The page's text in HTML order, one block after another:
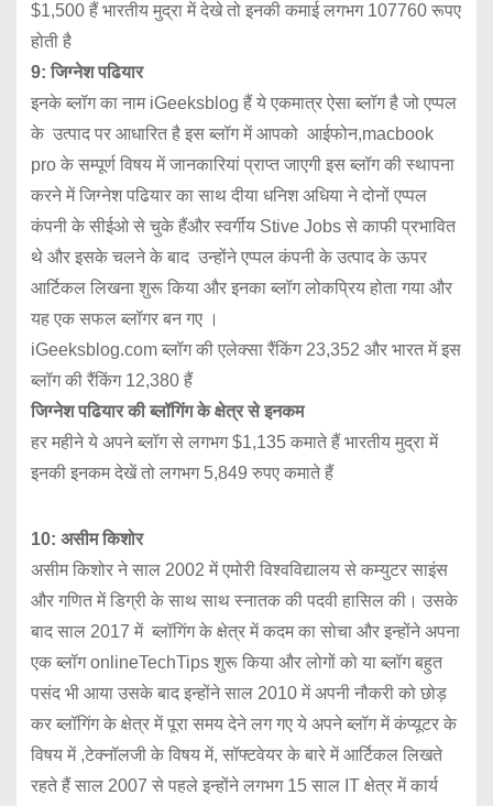
$1,500 हैं भारतीय मुद्रा में देखे तो इनकी कमाई लगभग 107760 रूपए
होती है
9: जिग्नेश पढियार
इनके ब्लॉग का नाम iGeeksblog हैं ये एकमात्र ऐसा ब्लॉग है जो एप्पल
के उत्पाद पर आधारित है इस ब्लॉग में आपको आईफोन,macbook
pro के सम्पूर्ण विषय में जानकारियां प्राप्त जाएगी इस ब्लॉग की स्थापना
करने में जिग्नेश पढियार का साथ दीया धनिश अधिया ने दोनों एप्पल
कंपनी के सीईओ से चुके हैंऔर स्वर्गीय Stive Jobs से काफी प्रभावित
थे और इसके चलने के बाद उन्होंने एप्पल कंपनी के उत्पाद के ऊपर
आर्टिकल लिखना शुरू किया और इनका ब्लॉग लोकप्रिय होता गया और
यह एक सफल ब्लॉगर बन गए ।
iGeeksblog.com ब्लॉग की एलेक्सा रैंकिंग 23,352 और भारत में इस
ब्लॉग की रैंकिंग 12,380 हैं
जिग्नेश पढियार की ब्लॉगिंग के क्षेत्र से इनकम
हर महीने ये अपने ब्लॉग से लगभग $1,135 कमाते हैं भारतीय मुद्रा में
इनकी इनकम देखें तो लगभग 5,849 रुपए कमाते हैं
10: असीम किशोर
असीम किशोर ने साल 2002 में एमोरी विश्वविद्यालय से कम्युटर साइंस
और गणित में डिग्री के साथ साथ स्नातक की पदवी हासिल की। उसके
बाद साल 2017 में ब्लॉगिंग के क्षेत्र में कदम का सोचा और इन्होंने अपना
एक ब्लॉग onlineTechTips शुरू किया और लोगों को या ब्लॉग बहुत
पसंद भी आया उसके बाद इन्होंने साल 2010 में अपनी नौकरी को छोड़
कर ब्लॉगिंग के क्षेत्र में पूरा समय देने लग गए ये अपने ब्लॉग में कंप्यूटर के
विषय में ,टेक्नॉलजी के विषय में, सॉफ्टवेयर के बारे में आर्टिकल लिखते
रहते हैं साल 2007 से पहले इन्होंने लगभग 15 साल IT क्षेत्र में कार्य